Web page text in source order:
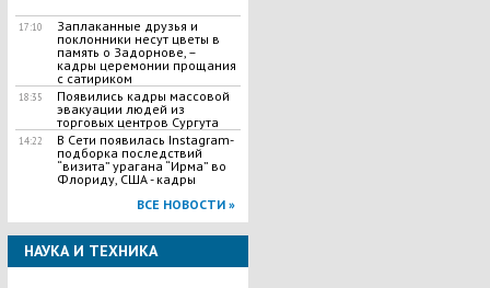
17:10
Заплаканные друзья и
поклонники несут цветы в
память о Задорнове, –
кадры церемонии прощания
с сатириком
18:35
Появились кадры массовой
эвакуации людей из
торговых центров Сургута
14:22
В Сети появилась Іnstagram-
подборка последствий
“визита” урагана “Ирма” во
Флориду, США - кадры
ВСЕ НОВОСТИ »
НАУКА И ТЕХНИКА